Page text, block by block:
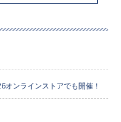
オンラインストアでも開催！